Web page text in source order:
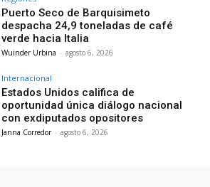
Puerto Seco de Barquisimeto
despacha 24,9 toneladas de café
verde hacia Italia
Wuinder Urbina - agosto 6, 2026
Internacional
Estados Unidos califica de
oportunidad única diálogo nacional
con exdiputados opositores
Janna Corredor - agosto 6, 2026